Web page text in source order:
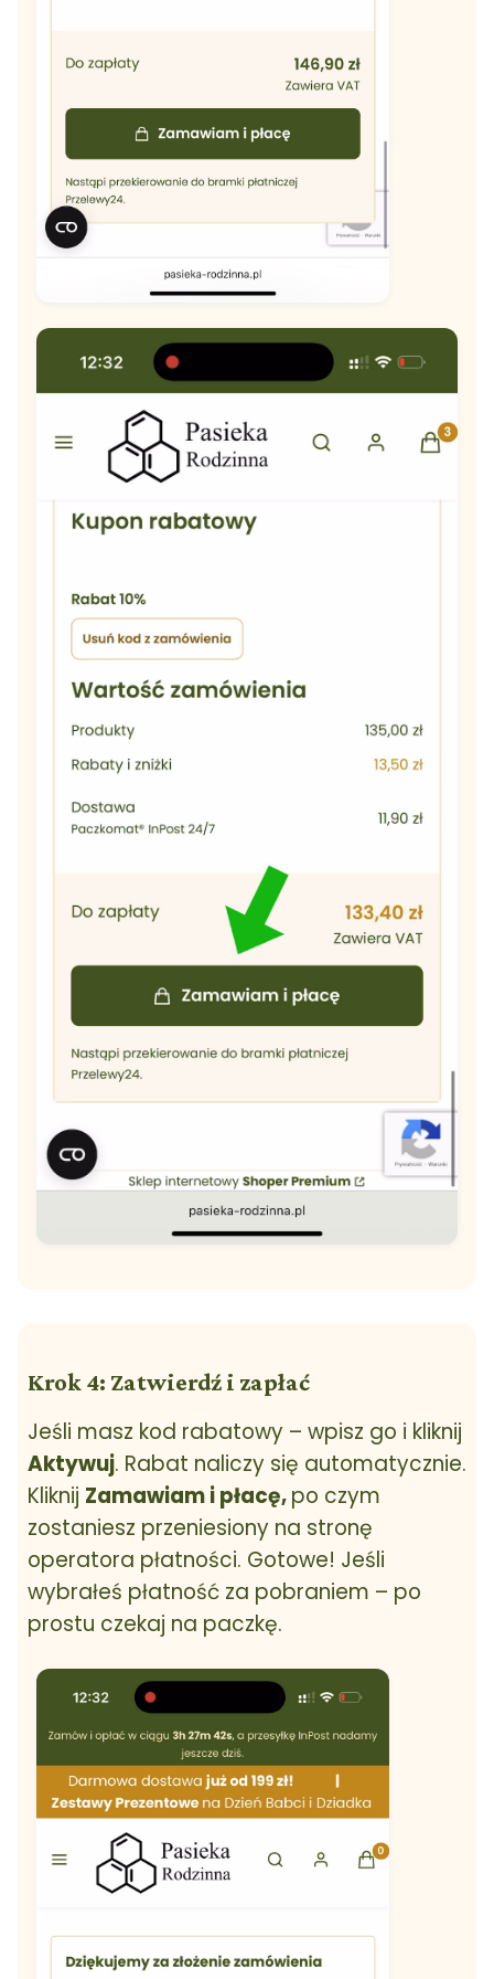
Krok 4: Zatwierdź i zapłać
Jeśli masz kod rabatowy – wpisz go i kliknij
Aktywuj. Rabat naliczy się automatycznie.
Kliknij Zamawiam i płacę,po czym
zostaniesz przeniesiony na stronę
operatora płatności. Gotowe! Jeśli
wybrałeś płatność za pobraniem – po
prostu czekaj na paczkę.